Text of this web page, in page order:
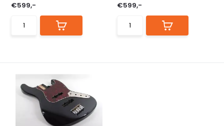
€599,-
€599,-